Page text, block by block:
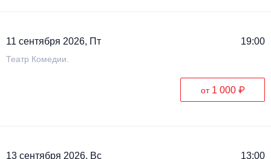
11 сентября 2026, Пт 19:00
Театр Комедии.
от 1 000 ₽
13 сентября 2026, Вс 13:00